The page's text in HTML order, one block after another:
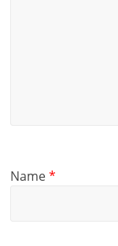
Name*